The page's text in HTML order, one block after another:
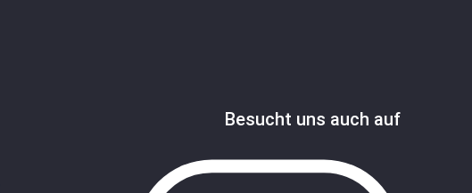
Besucht uns auch auf